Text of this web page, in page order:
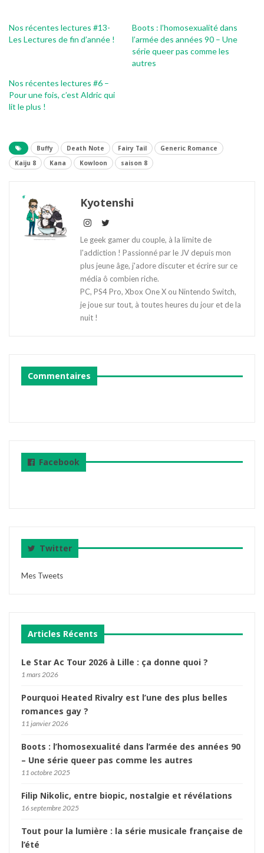
Nos récentes lectures #13-
Les Lectures de fin d’année !
Boots : l’homosexualité dans
l’armée des années 90 – Une
série queer pas comme les
autres
Nos récentes lectures #6 –
Pour une fois, c’est Aldric qui
lit le plus !
Buffy Death Note Fairy Tail
Generic Romance
Kaiju 8
Kana Kowloon saison 8
Kyotenshi
Le geek gamer du couple, à la limite de
l'addiction ! Passionné par le JV depuis mon
plus jeune âge, j'adore discuter et écrire sur ce
média ô combien riche.
PC, PS4 Pro, Xbox One X ou Nintendo Switch,
je joue sur tout, à toutes heures du jour et de la
nuit !
Commentaires
Facebook
Twitter
Mes Tweets
Articles Récents
Le Star Ac Tour 2026 à Lille : ça donne quoi ?
1 mars 2026
Pourquoi Heated Rivalry est l’une des plus belles
romances gay ?
11 janvier 2026
Boots : l’homosexualité dans l’armée des années 90
– Une série queer pas comme les autres
11 octobre 2025
Filip Nikolic, entre biopic, nostalgie et révélations
16 septembre 2025
Tout pour la lumière : la série musicale française de
l’été